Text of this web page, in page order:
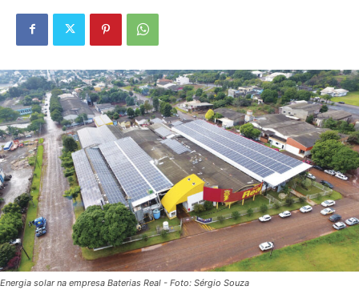
Energia solar na empresa Baterias Real - Foto: Sérgio Souza